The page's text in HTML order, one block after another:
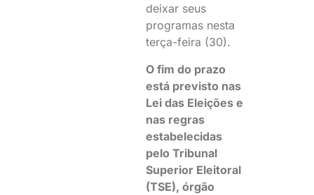
deixar seus
programas nesta
terça-feira (30).
O fim do prazo
está previsto nas
Lei das Eleições e
nas regras
estabelecidas
pelo Tribunal
Superior Eleitoral
(TSE), órgão